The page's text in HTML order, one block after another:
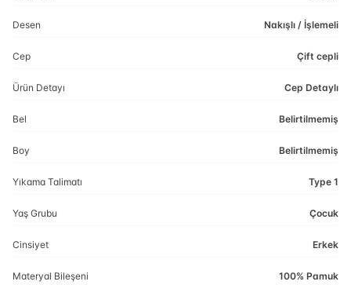
Desen Nakışlı / İşlemeli
Cep Çift cepli
Ürün Detayı Cep Detaylı
Bel Belirtilmemiş
Boy Belirtilmemiş
Yıkama Talimatı Type 1
Yaş Grubu Çocuk
Cinsiyet Erkek
Materyal Bileşeni 100% Pamuk